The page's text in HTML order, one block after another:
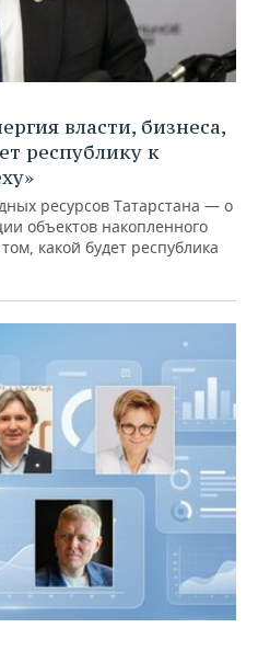
власти, бизнеса,
республику к
ресурсов Татарстана — о
объектов накопленного
какой будет республика